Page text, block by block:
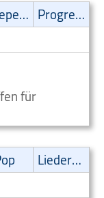
Independent
Progressive
für
Liedermacher